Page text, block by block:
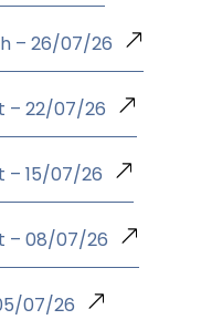
– 26/07/26
– 22/07/26
– 15/07/26
– 08/07/26
07/26